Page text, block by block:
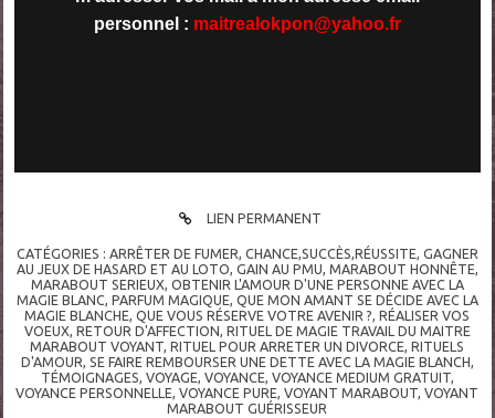
personnel : maitrealokpon@yahoo.fr
LIEN PERMANENT
CATÉGORIES : ARRÊTER DE FUMER, CHANCE,SUCCÈS,RÉUSSITE, GAGNER
AU JEUX DE HASARD ET AU LOTO, GAIN AU PMU, MARABOUT HONNÊTE,
MARABOUT SERIEUX, OBTENIR L'AMOUR D'UNE PERSONNE AVEC LA
MAGIE BLANC, PARFUM MAGIQUE, QUE MON AMANT SE DÉCIDE AVEC LA
MAGIE BLANCHE,QUE VOUS RÉSERVE VOTRE AVENIR ?,RÉALISER VOS
VOEUX, RETOUR D'AFFECTION, RITUEL DE MAGIE TRAVAIL DU MAITRE
MARABOUT VOYANT,RITUEL POUR ARRETER UN DIVORCE,RITUELS
D'AMOUR, SE FAIRE REMBOURSER UNE DETTE AVEC LA MAGIE BLANCH,
TÉMOIGNAGES, VOYAGE, VOYANCE, VOYANCE MEDIUM GRATUIT,
VOYANCE PERSONNELLE,VOYANCE PURE,VOYANT MARABOUT,VOYANT
MARABOUT GUÉRISSEUR